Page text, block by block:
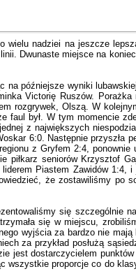
nadziei na jeszcze
Dwunaste miejsce na
późniejsze wyniki
Victorię Ruszów.
rozgrywek, Olszą. W
był. W tym momencie
z największych
6:0. Następnie przyszła
z Gryfem 2:4,
piłkarz seniorów Krzysztof
Piastem Zawidów 1:4,
że zostawiliśmy po
się
się w miejscu,
wyjścia za bardzo nie
za przykład posłużą
jest dostarczycielem
proporcje co do